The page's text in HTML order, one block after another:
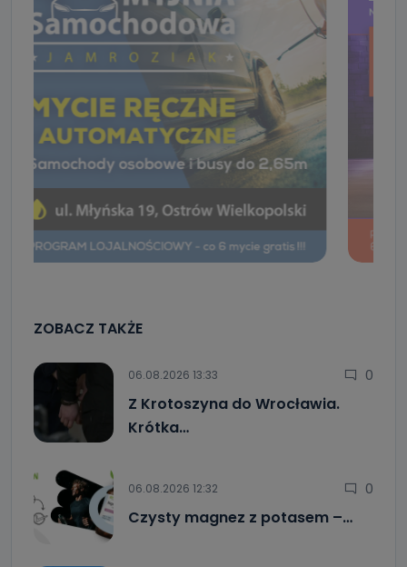
ZOBACZ TAKŻE
06.08.2026 13:33 0
Z Krotoszyna do Wrocławia.
Krótka…
06.08.2026 12:32 0
Czysty magnez z potasem –…